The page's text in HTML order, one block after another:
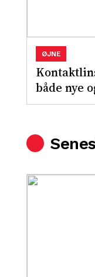
både nye
ØJNE